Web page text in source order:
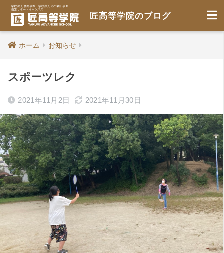
匠高等学院のブログ
ホーム お知らせ
スポーツレク
2021年11月2日 2021年11月30日